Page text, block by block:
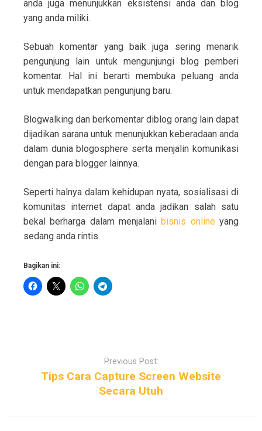
anda juga menunjukkan eksistensi anda dan blog
yang anda miliki.
Sebuah komentar yang baik juga sering menarik
pengunjung lain untuk mengunjungi blog pemberi
komentar. Hal ini berarti membuka peluang anda
untuk mendapatkan pengunjung baru.
Blogwalking dan berkomentar diblog orang lain dapat
dijadikan sarana untuk menunjukkan keberadaan anda
dalam dunia blogosphere serta menjalin komunikasi
dengan para blogger lainnya.
Seperti halnya dalam kehidupan nyata, sosialisasi di
komunitas internet dapat anda jadikan salah satu
bekal berharga dalam menjalanibisnis onlineyang
sedang anda rintis.
Bagikan ini:
a
Previous Post:
Tips Cara Capture Screen Website
Secara Utuh